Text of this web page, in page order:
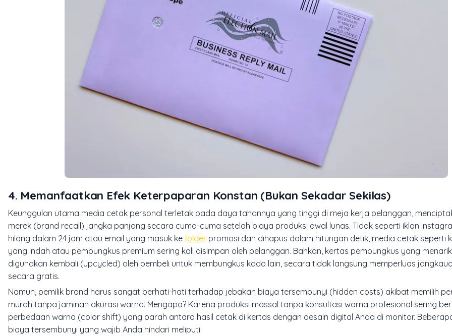
4. Memanfaatkan Efek Keterpaparan Konstan (Bukan Sekadar Sekilas)
Keunggulan utama media cetak personal terletak pada daya tahannya yang tinggi di meja kerja pelanggan,
merek (brand recall) jangka panjang secara cuma-cuma setelah biaya produksi awal lunas. Tidak seperti iklan
hilang dalam 24 jam atau email yang masuk ke folder promosi dan dihapus dalam hitungan detik, media cetak seperti
yang indah atau pembungkus premium sering kali disimpan oleh pelanggan. Bahkan, kertas pembungkus yang
digunakan kembali (upcycled) oleh pembeli untuk membungkus kado lain, secara tidak langsung memperluas
secara gratis.
Namun, pemilik brand harus sangat berhati-hati terhadap jebakan biaya tersembunyi (hidden costs) akibat memilih
murah tanpa jaminan akurasi warna. Mengapa? Karena produksi massal tanpa konsultasi warna profesional sering
perbedaan warna (color shift) yang parah antara hasil cetak di kertas dengan desain digital Anda di monitor.
biaya tersembunyi yang wajib Anda hindari meliputi: